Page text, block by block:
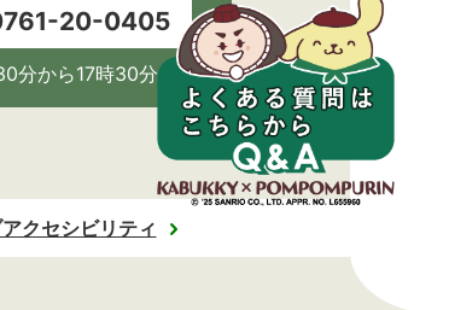
20-0405
分から17時30分
クセシビリティ